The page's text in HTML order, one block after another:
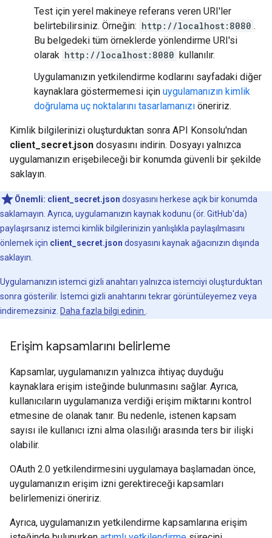
Test için yerel makineye referans veren URI'ler
belirtebilirsiniz. Örneğin: http://localhost:8080 .
Bu belgedeki tüm örneklerde yönlendirme URI'si
olarak http://localhost:8080 kullanılır.
Uygulamanızın yetkilendirme kodlarını sayfadaki diğer
kaynaklara göstermemesi için uygulamanızın kimlik
doğrulama uç noktalarını tasarlamanızı öneririz.
Kimlik bilgilerinizi oluşturduktan sonra API Konsolu'ndan
client_secret.json dosyasını indirin. Dosyayı yalnızca
uygulamanızın erişebileceği bir konumda güvenli bir şekilde
saklayın.
Önemli: client_secret.json dosyasını herkese açık bir konumda
saklamayın. Ayrıca, uygulamanızın kaynak kodunu (ör. GitHub'da)
paylaşırsanız istemci kimlik bilgilerinizin yanlışlıkla paylaşılmasını
önlemek için client_secret.json dosyasını kaynak ağacınızın dışında
saklayın.
Uygulamanızın istemci gizli anahtarı yalnızca istemciyi oluşturduktan
sonra gösterilir. İstemci gizli anahtarını tekrar görüntüleyemez veya
indiremezsiniz. Daha fazla bilgi edinin
Erişim kapsamlarını belirleme
Kapsamlar, uygulamanızın yalnızca ihtiyaç duyduğu
kaynaklara erişim isteğinde bulunmasını sağlar. Ayrıca,
kullanıcıların uygulamanıza verdiği erişim miktarını kontrol
etmesine de olanak tanır. Bu nedenle, istenen kapsam
sayısı ile kullanıcı izni alma olasılığı arasında ters bir ilişki
olabilir.
OAuth 2.0 yetkilendirmesini uygulamaya başlamadan önce,
uygulamanızın erişim izni gerektireceği kapsamları
belirlemenizi öneririz.
Ayrıca, uygulamanızın yetkilendirme kapsamlarına erişim